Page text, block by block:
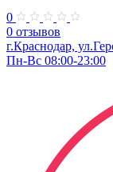
0
0 отзывов
г.Краснодар,
Пн-Вс 08:00-23:00